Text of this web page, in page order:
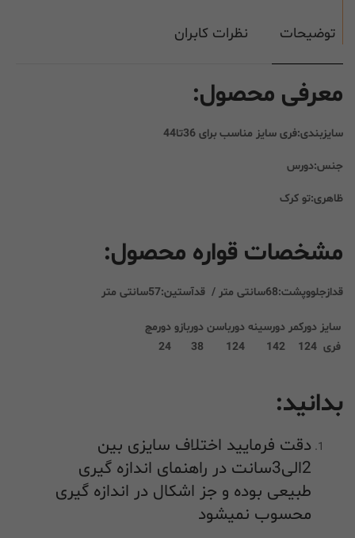
توضیحات نظرات کابران
معرفی محصول:
سایزبندی:فری سایز مناسب برای 36تا44
جنس:دورس
ظاهری:تو کرک
مشخصات قواره محصول:
قدازجلووپشت:68سانتی متر / قدآستین:57سانتی متر
سایز دورکمر دورسینه دورباسن دوربازو دورمچ
فری 124
142
124
38
24
بدانید:
دقت فرمایید اختلاف سایزی بین
2الی3سانت در راهنمای اندازه گیری
طبیعی بوده و جز اشکال در اندازه گیری
محسوب نمیشود